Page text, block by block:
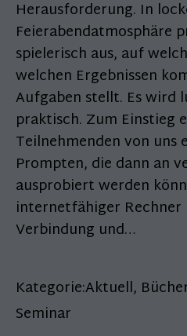
Herausforderung. In
Feierabendatmosphäre
spielerisch aus, auf
welchen Ergebnissen
Aufgaben stellt. Es wird
praktisch. Zum Einstieg
Teilnehmenden von uns
Prompten, die dann an
ausprobiert werden
internetfähiger
Verbindung und…
Kategorie:Aktuell,
Seminar